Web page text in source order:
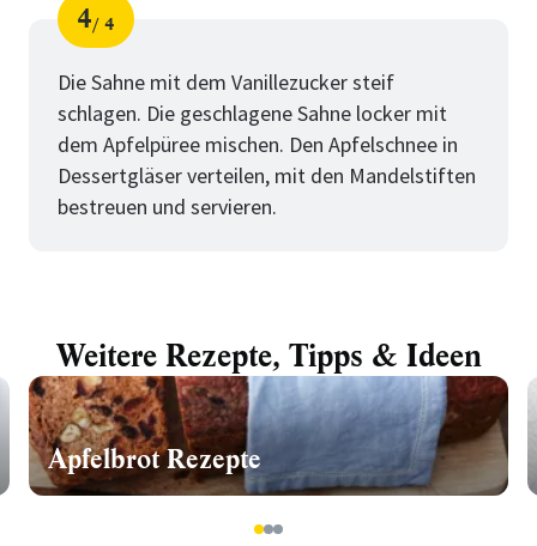
Schritt
4
von
4
Die Sahne mit dem Vanillezucker steif
schlagen. Die geschlagene Sahne locker mit
dem Apfelpüree mischen. Den Apfelschnee in
Dessertgläser verteilen, mit den Mandelstiften
bestreuen und servieren.
Weitere Rezepte, Tipps & Ideen
Apfelbrot Rezepte
123